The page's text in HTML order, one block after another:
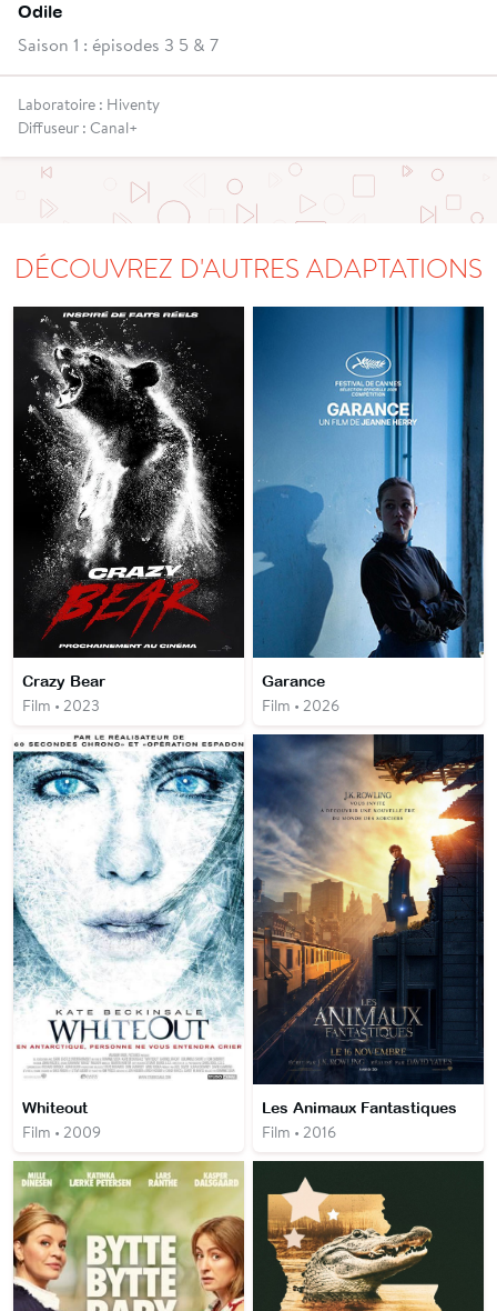
Odile
Saison 1 : épisodes 3 5 & 7
Laboratoire : Hiventy
Diffuseur : Canal+
DÉCOUVREZ D'AUTRES ADAPTATIONS
Crazy Bear
Film • 2023
Garance
Film • 2026
Whiteout
Film • 2009
Les Animaux Fantastiques
Film • 2016